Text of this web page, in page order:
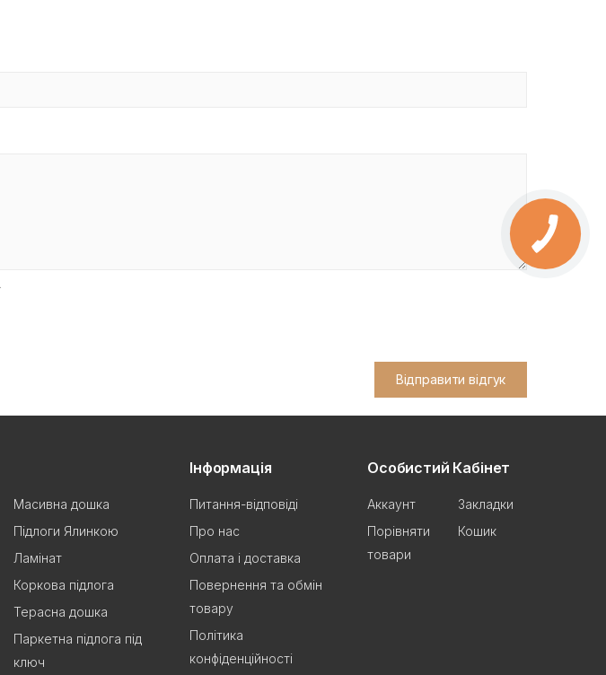
Відправити відгук
Масивна дошка
Підлоги Ялинкою
Ламінат
Коркова підлога
Терасна дошка
Паркетна підлога під
ключ
Інформація
Питання-відповіді
Про нас
Оплата і доставка
Повернення та обмін
товару
Політика
конфіденційності
Особистий Кабінет
Аккаунт
Закладки
Порівняти
товари
Кошик